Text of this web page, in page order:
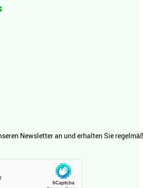
Newsletter an und erhalten Sie